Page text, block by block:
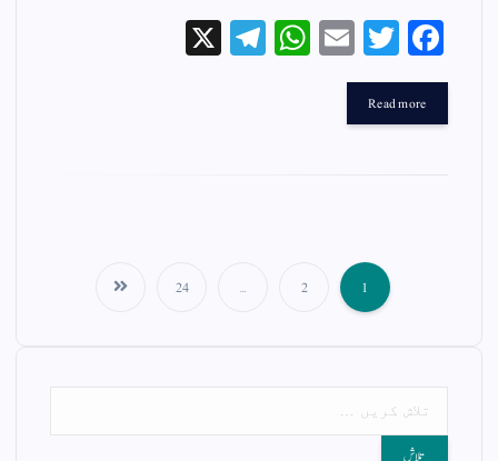
Fa
ce
bo
ok
T
wi
r
E
m
W
ha
Te
le
Read more
1
2
…
24